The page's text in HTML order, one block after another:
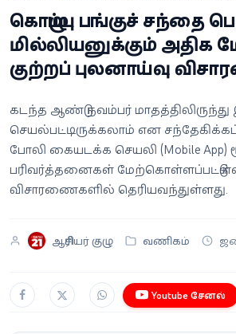
தமிழ்
கொழும்பு பங்குச் சந்தை
மில்லியனுக்கும் அதிக
குற்றப் புலனாய்வு
கடந்த ஆண்டு நவம்பர்
செயல்பட்டிருக்கலாம் என
போலி கையடக்க செயலி (Mobile
பரிவர்த்தனைகள்
விசாரணைகளில் தெரியவந்துள்ளது.
ஆசிரியர் குழு வணிகம்
Youtube சேனல்